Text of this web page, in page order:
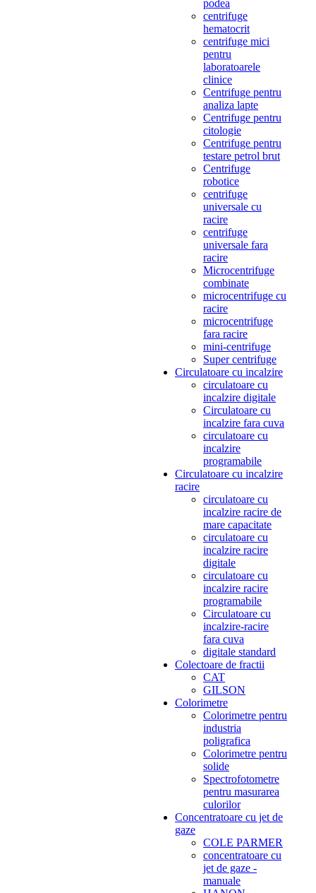
podea
centrifuge
hematocrit
centrifuge mici
pentru
laboratoarele
clinice
Centrifuge pentru
analiza lapte
Centrifuge pentru
citologie
Centrifuge pentru
testare petrol brut
Centrifuge
robotice
centrifuge
universale cu
racire
centrifuge
universale fara
racire
Microcentrifuge
combinate
microcentrifuge cu
racire
microcentrifuge
fara racire
mini-centrifuge
Super centrifuge
Circulatoare cu incalzire
circulatoare cu
incalzire digitale
Circulatoare cu
incalzire fara cuva
circulatoare cu
incalzire
programabile
Circulatoare cu incalzire
racire
circulatoare cu
incalzire racire de
mare capacitate
circulatoare cu
incalzire racire
digitale
circulatoare cu
incalzire racire
programabile
Circulatoare cu
incalzire-racire
fara cuva
digitale standard
Colectoare de fractii
CAT
GILSON
Colorimetre
Colorimetre pentru
industria
poligrafica
Colorimetre pentru
solide
Spectrofotometre
pentru masurarea
culorilor
Concentratoare cu jet de
gaze
COLE PARMER
concentratoare cu
jet de gaze -
manuale